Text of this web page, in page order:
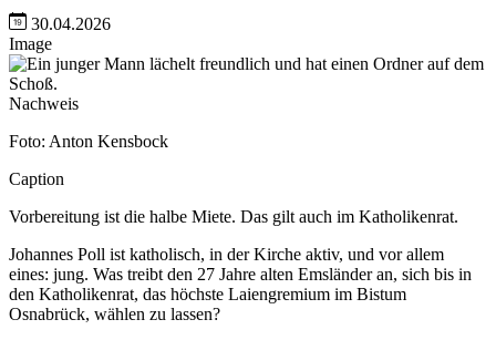
30.04.2026
Image
Nachweis
Foto: Anton Kensbock
Caption
Vorbereitung ist die halbe Miete. Das gilt auch im Katholikenrat.
Johannes Poll ist katholisch, in der Kirche aktiv, und vor allem
eines: jung. Was treibt den 27 Jahre alten Emsländer an, sich bis in
den Katholikenrat, das höchste Laiengremium im Bistum
Osnabrück, wählen zu lassen?